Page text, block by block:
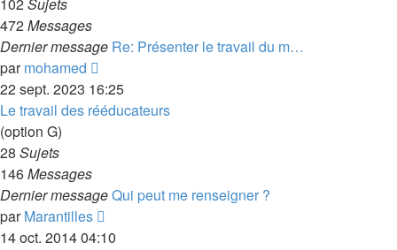
472Messages
Dernier message Re: Présenter le travail du m…
parmohamed
le
dernier
22 sept. 2023 16:25
Le travail des rééducateurs
(option G)
28 Sujets
146Messages
Dernier messageQui peut me renseigner ?
parMarantilles
le
14 oct. 2014 04:10